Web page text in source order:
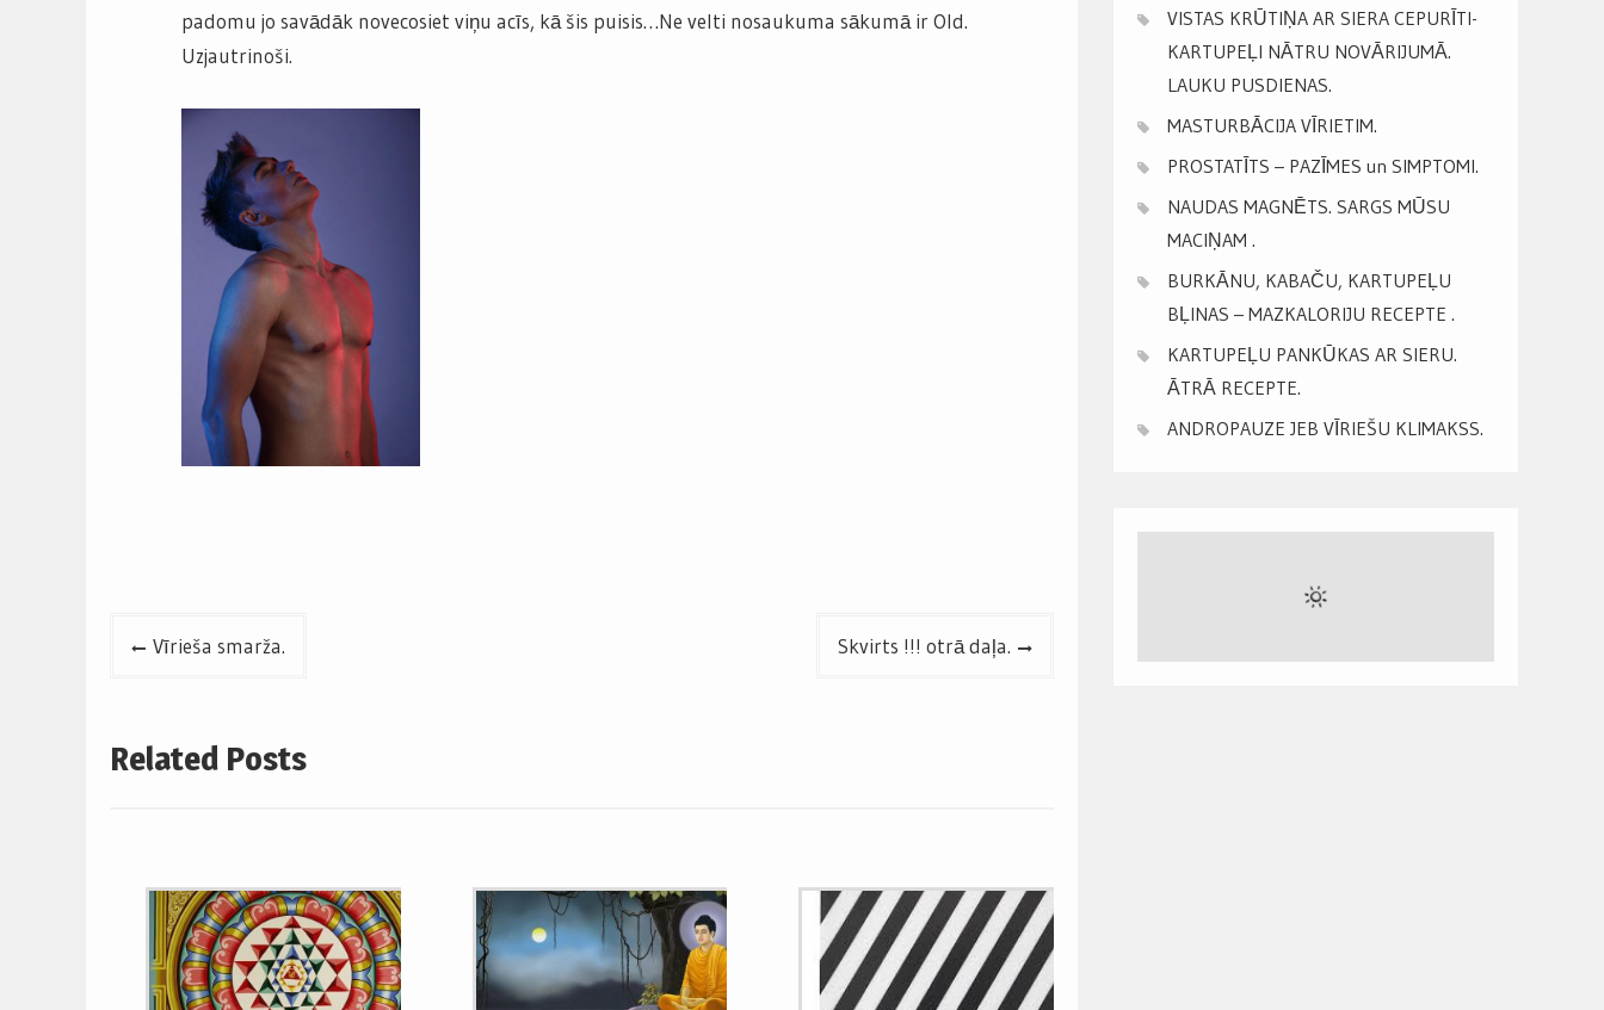
padomu jo savādāk novecosiet viņu acīs, kā šis puisis…Ne velti nosaukuma sākumā ir Old.
Uzjautrinoši.
PostVīrieša smarža. Skvirts !!! otrā daļa.
Related Posts
VISTAS KRŪTIŅA AR SIERA CEPURĪTI-
KARTUPEĻI NĀTRU NOVĀRIJUMĀ.
LAUKU PUSDIENAS.
MASTURBĀCIJA VĪRIETIM.
PROSTATĪTS – PAZĪMES un SIMPTOMI.
NAUDAS MAGNĒTS. SARGS MŪSU
MACIŅAM .
BURKĀNU, KABAČU, KARTUPEĻU
BĻINAS – MAZKALORIJU RECEPTE .
KARTUPEĻU PANKŪKAS AR SIERU.
ĀTRĀ RECEPTE.
ANDROPAUZE JEB VĪRIEŠU KLIMAKSS.